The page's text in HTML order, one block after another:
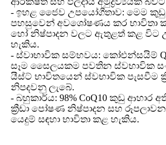
- ඉහළ ජෛව උපයෝගීතාව: මෙම
පහසුවෙන් අවශෝෂණය කර භාවිතා
හෝ නිෂ්පාදන වලට ඇතුළත් කළ විට
හැකිය.
- ස්වාභාවික සම්භවය: කෝඑන්සයිම්
සෑම සෛලයකම පවතින ස්වභාවික
යීස්ට් භාවිතයෙන් ස්වභාවික පැසවීම
නිපදවනු ලැබේ.
- බහුකාර්ය: 98% CoQ10 කුඩු ආහාර
ක්‍රීඩා පෝෂණ නිෂ්පාදන සහ
යෙදුම් සඳහා භාවිතා කළ හැකිය.